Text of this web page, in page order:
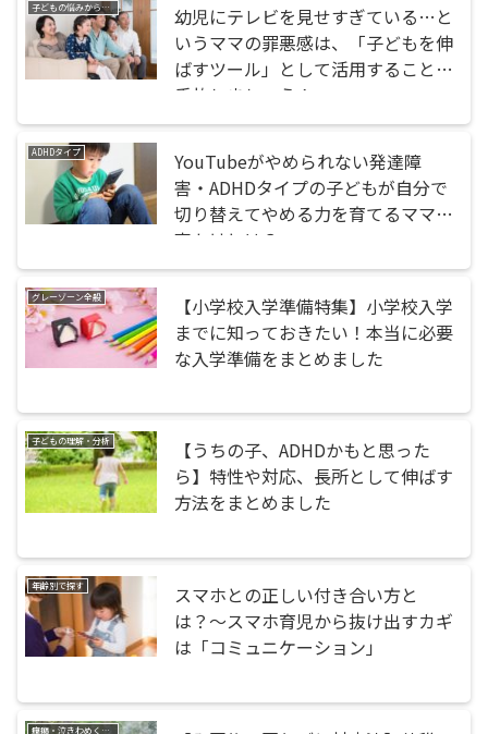
子どもの悩みから探す
幼児にテレビを見せすぎている…と
いうママの罪悪感は、「子どもを伸
ばすツール」として活用することで
手放しましょう！
ADHDタイプ
YouTubeがやめられない発達障
害・ADHDタイプの子どもが自分で
切り替えてやめる力を育てるママの
声かけとは？
グレーゾーン全般
【小学校入学準備特集】小学校入学
までに知っておきたい！本当に必要
な入学準備をまとめました
子どもの理解・分析
【うちの子、ADHDかもと思った
ら】特性や対応、長所として伸ばす
方法をまとめました
年齢別で探す
スマホとの正しい付き合い方と
は？〜スマホ育児から抜け出すカギ
は「コミュニケーション」
癇癪・泣きわめく・暴れる